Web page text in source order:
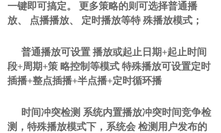
一键即可搞定。 更多策略的则可选择普通播
放、 点播播放、 定时播放等特 殊播放模式；
普通播放可设置 播放或起止日期+起止时间
段+周期+策 略控制等模式 特殊播放可设置定时
插播+整点插播+半点播+定时循环播
时间冲突检测 系统内置播放冲突时间竞争检
测，特殊播放模式下，系统会 检测用户发布的